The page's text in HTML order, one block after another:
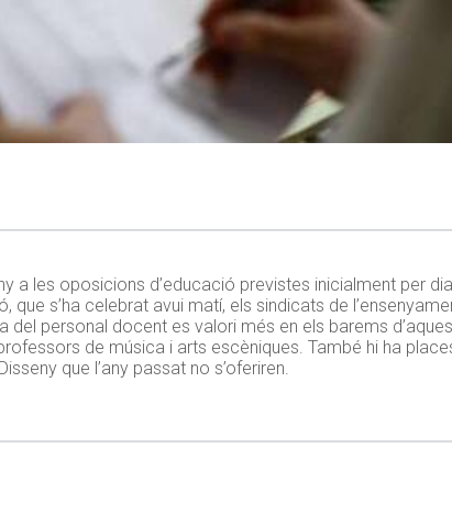
a les oposicions d’educació previstes inicialment per
que s’ha celebrat avui matí, els sindicats de
del personal docent es valori més en els barems
de música i arts escèniques. També hi ha
que l’any passat no s’oferiren.